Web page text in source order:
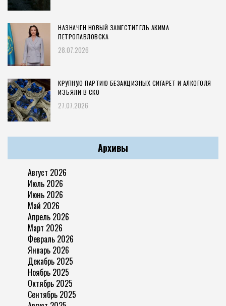
НАЗНАЧЕН НОВЫЙ ЗАМЕСТИТЕЛЬ АКИМА
ПЕТРОПАВЛОВСКА
28.07.2026
КРУПНУЮ ПАРТИЮ БЕЗАКЦИЗНЫХ СИГАРЕТ И АЛКОГОЛЯ
ИЗЪЯЛИ В СКО
27.07.2026
Архивы
Август 2026
Июль 2026
Июнь 2026
Май 2026
Апрель 2026
Март 2026
Февраль 2026
Январь 2026
Декабрь 2025
Ноябрь 2025
Октябрь 2025
Сентябрь 2025